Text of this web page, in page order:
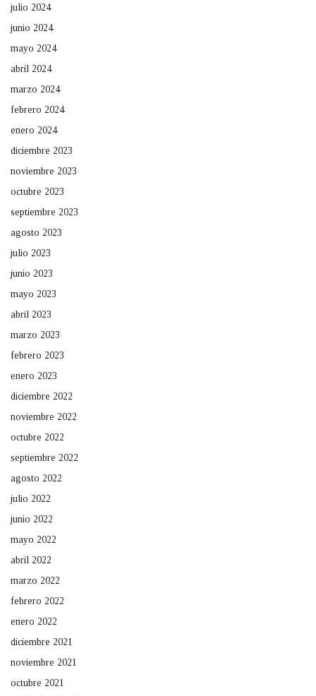
julio 2024
junio 2024
mayo 2024
abril 2024
marzo 2024
febrero 2024
enero 2024
diciembre 2023
noviembre 2023
octubre 2023
septiembre 2023
agosto 2023
julio 2023
junio 2023
mayo 2023
abril 2023
marzo 2023
febrero 2023
enero 2023
diciembre 2022
noviembre 2022
octubre 2022
septiembre 2022
agosto 2022
julio 2022
junio 2022
mayo 2022
abril 2022
marzo 2022
febrero 2022
enero 2022
diciembre 2021
noviembre 2021
octubre 2021